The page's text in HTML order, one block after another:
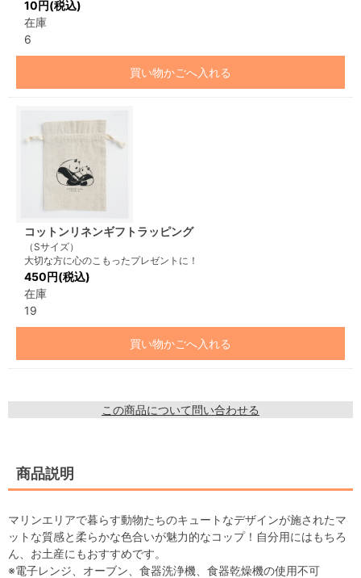
10円(税込)
在庫
6
買い物かごへ入れる
コットンリネンギフトラッピング
（Sサイズ）
大切な方に心のこもったプレゼントに！
450円(税込)
在庫
19
買い物かごへ入れる
この商品について問い合わせる
商品説明
マリンエリアで暮らす動物たちのキュートなデザインが施されたマ
ットな質感と柔らかな色合いが魅力的なコップ！自分用にはもちろ
ん、お土産にもおすすめです。
※電子レンジ、オーブン、食器洗浄機、食器乾燥機の使用不可